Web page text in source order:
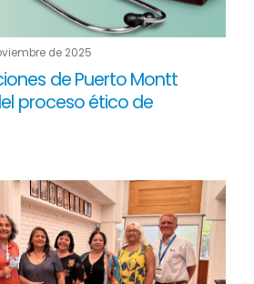
de 2025
de Puerto Montt
proceso ético de